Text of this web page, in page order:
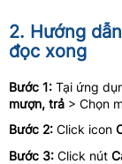
2. Hướng
đọc xong
Bước 1: Tại ứng
mượn, trả > Chọn
Bước 2: Click icon
Bước 3: Click nút